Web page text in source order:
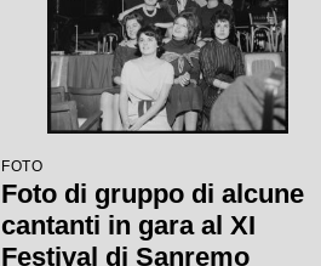
FOTO
Foto di gruppo di alcune
cantanti in gara al XI
Festival di Sanremo